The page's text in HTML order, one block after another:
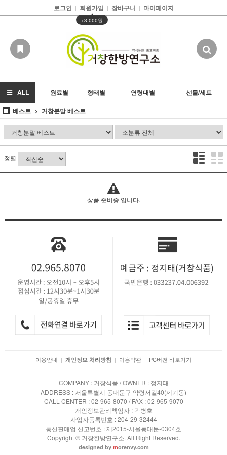
로그인 | 회원가입 |
▲
+3,000원
장바구니 | 마이페이지
ALL 원료별 형태별 연령대별
선물/세트
베스트
거창분말 베스트
정렬
상품 준비중 입니다.
이용안내 | 개인정보 처리방침 | 이용약관 | PC버전 바로가기
COMPANY : 거창식품 / OWNER : 정지태
ADDRESS : 서울특별시 동대문구 약령서길40(제기동)
CALL CENTER : 02-965-8070 / FAX : 02-965-9070
개인정보관리책임자 : 곽병호
사업자등록번호 : 204-29-32444
통신판매업 신고번호 : 제2015-서울동대문-0304호
Copyright © 거창한방연구소. All Right Reserved.
designed by morenvy.com